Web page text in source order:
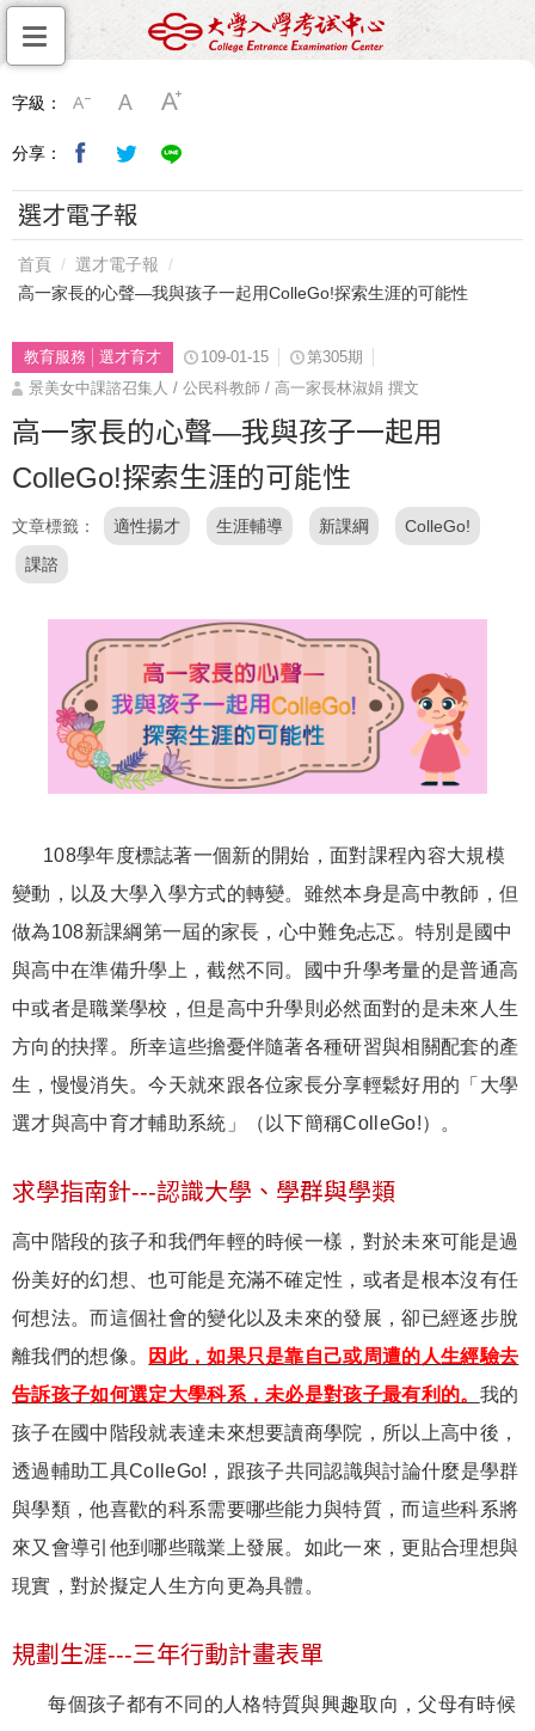
字級：
分享：
選才電子報
首頁
選才電子報
高一家長的心聲—我與孩子一起用ColleGo!探索生涯的可能性
教育服務 選才育才 109-01-15
第305期
景美女中課諮召集人 / 公民科教師 / 高一家長林淑娟 撰文
高一家長的心聲—我與孩子一起用
ColleGo!探索生涯的可能性
文章標籤 適性揚才 生涯輔導 新課綱
ColleGo!
課諮
108學年度標誌著一個新的開始，面對課程內容大規模
變動，以及大學入學方式的轉變。雖然本身是高中教師，但
做為108新課綱第一屆的家長，心中難免忐忑。特別是國中
與高中在準備升學上，截然不同。國中升學考量的是普通高
中或者是職業學校，但是高中升學則必然面對的是未來人生
方向的抉擇。所幸這些擔憂伴隨著各種研習與相關配套的產
生，慢慢消失。今天就來跟各位家長分享輕鬆好用的「大學
選才與高中育才輔助系統」（以下簡稱ColleGo!）。
求學指南針---認識大學、學群與學類
高中階段的孩子和我們年輕的時候一樣，對於未來可能是過
份美好的幻想、也可能是充滿不確定性，或者是根本沒有任
何想法。而這個社會的變化以及未來的發展，卻已經逐步脫
離我們的想像。
因此，如果只是靠自己或周遭的人生經驗去
告訴孩子如何選定大學科系，未必是對孩子最有利的。 我的
孩子在國中階段就表達未來想要讀商學院，所以上高中後，
透過輔助工具ColleGo!，跟孩子共同認識與討論什麼是學群
與學類，他喜歡的科系需要哪些能力與特質，而這些科系將
來又會導引他到哪些職業上發展。如此一來，更貼合理想與
現實，對於擬定人生方向更為具體。
規劃生涯---三年行動計畫表單
每個孩子都有不同的人格特質與興趣取向，父母有時候